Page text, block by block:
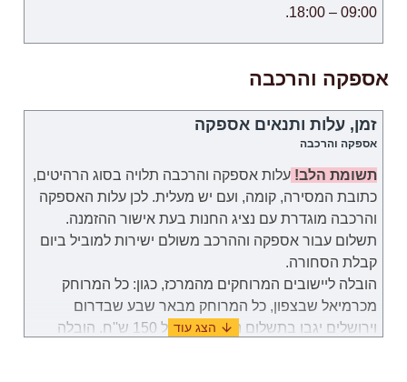
09:00 – 18:00.
אספקה והרכבה
זמן, עלות ותנאים אספקה
אספקה והרכבה
תשומת הלב! עלות אספקה והרכבה תלויה בסוג הרהיטים,
כתובת המסירה, קומה, ועם יש מעלית. לכן עלות האספקה
והרכבה מוגדרת עם נציג החנות בעת אישור ההזמנה.
תשלום עבור אספקה וההרכב משולם ישירות למוביל ביום
קבלת הסחורה.
הובלה ליישובים המרוחקים מהמרכז, כגון: כל המרוחק
מכרמיאל שבצפון, כל המרוחק מבאר שבע שבדרום
וירושלים יגבו בתשלום נוסף בסך של 150 ש''ח. הובלה